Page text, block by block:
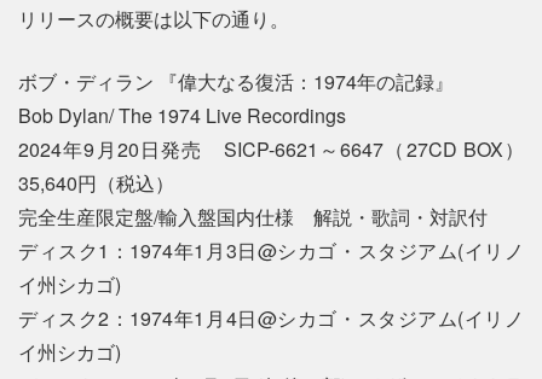
リリースの概要は以下の通り。
ボブ・ディラン 『偉大なる復活：1974年の記録』
Bob Dylan/ The 1974 Live Recordings
2024年9月20日発売 SICP-6621～6647（27CD BOX）
35,640円（税込）
完全生産限定盤/輸入盤国内仕様 解説・歌詞・対訳付
ディスク1：1974年1月3日@シカゴ・スタジアム(イリノ
イ州シカゴ)
ディスク2：1974年1月4日@シカゴ・スタジアム(イリノ
イ州シカゴ)